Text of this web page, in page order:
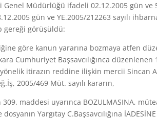
Genel Müdürlüğü ifadeli 02.12.2005 gün ve
gün ve YE.2005/212263 sayılı
gereği görüşüldü:
göre kanun yararına bozmaya atfen
Cumhuriyet Başsavcılığınca düzenlenen
itirazın reddine ilişkin mercii Sincan
2005/469 Müt. sayılı kararın,
309. maddesi uyarınca BOZULMASINA,
Yargıtay C.Başsavcılığına